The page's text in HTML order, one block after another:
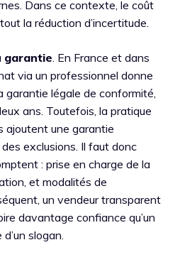
Dans ce contexte, le coût
la réduction d’incertitude.
garantie. En France et dans
via un professionnel donne
garantie légale de conformité,
ans. Toutefois, la pratique
ajoutent une garantie
exclusions. Il faut donc
: prise en charge de la
et modalités de
un vendeur transparent
davantage confiance qu’un
slogan.